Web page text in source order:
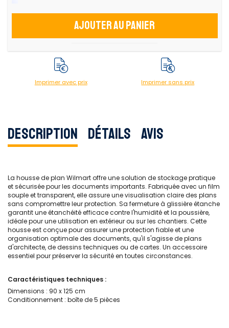
Ajouter au panier
Imprimer avec prix Imprimer sans prix
Description Détails Avis
La housse de plan Wilmart offre une solution de stockage pratique
et sécurisée pour les documents importants. Fabriquée avec un film
souple et transparent, elle assure une visualisation claire des plans
sans compromettre leur protection. Sa fermeture à glissière étanche
garantit une étanchéité efficace contre l'humidité et la poussière,
idéale pour une utilisation en extérieur ou sur les chantiers. Cette
housse est conçue pour assurer une protection fiable et une
organisation optimale des documents, qu'il s'agisse de plans
d'architecte, de dessins techniques ou de cartes. Un accessoire
essentiel pour préserver la sécurité en toutes circonstances.
Caractéristiques techniques :
Dimensions : 90 x 125 cm
Conditionnement : boîte de 5 pièces